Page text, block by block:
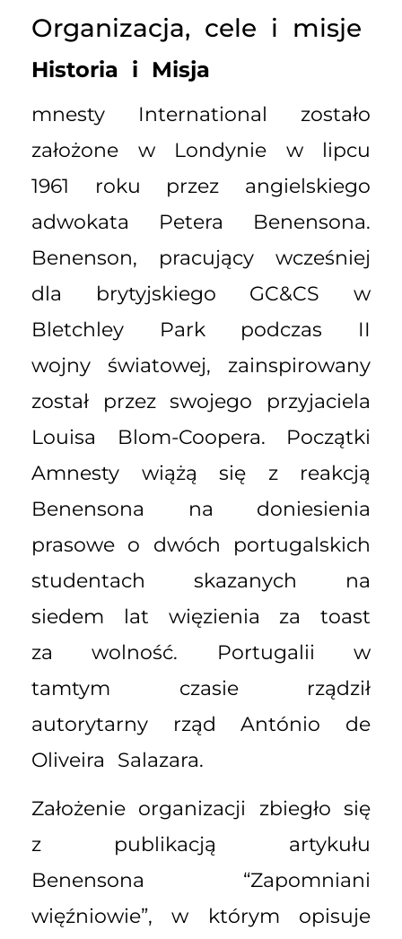
Organizacja, cele i misje
Historia i Misja
mnesty International zostało
założone w Londynie w lipcu
1961 roku przez angielskiego
adwokata Petera Benensona.
Benenson, pracujący wcześniej
dla brytyjskiego GC&CS w
Bletchley Park podczas II
wojny światowej, zainspirowany
został przez swojego przyjaciela
Louisa Blom-Coopera. Początki
Amnesty wiążą się z reakcją
Benensona na doniesienia
prasowe o dwóch portugalskich
studentach skazanych na
siedem lat więzienia za toast
za wolność. Portugalii w
tamtym czasie rządził
autorytarny rząd António de
Oliveira Salazara.
Założenie organizacji zbiegło się
z publikacją artykułu
Benensona “Zapomniani
więźniowie”, w którym opisuje